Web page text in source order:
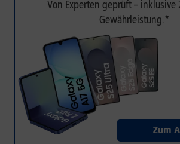
Von Experten geprüft – inklusive
Gewährleistung.*
Zum